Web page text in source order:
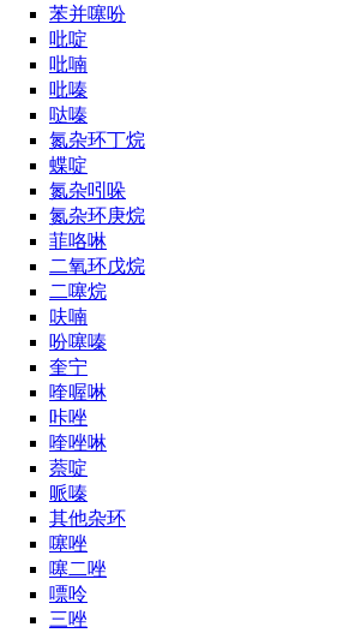
苯并噻吩
吡啶
吡喃
吡嗪
哒嗪
氮杂环丁烷
蝶啶
氮杂吲哚
氮杂环庚烷
菲咯啉
二氧环戊烷
二噻烷
呋喃
吩噻嗪
奎宁
喹喔啉
咔唑
喹唑啉
萘啶
哌嗪
其他杂环
噻唑
噻二唑
嘌呤
三唑